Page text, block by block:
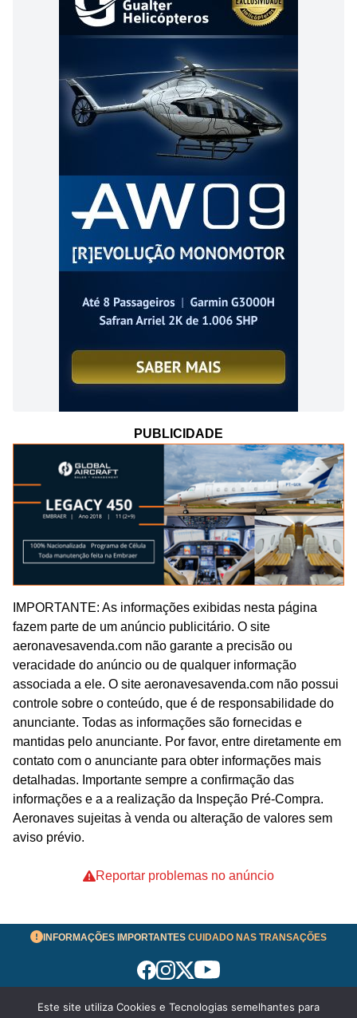
PUBLICIDADE
IMPORTANTE: As informações exibidas nesta página
fazem parte de um anúncio publicitário. O site
aeronavesavenda.com não garante a precisão ou
veracidade do anúncio ou de qualquer informação
associada a ele. O site aeronavesavenda.com não possui
controle sobre o conteúdo, que é de responsabilidade do
anunciante. Todas as informações são fornecidas e
mantidas pelo anunciante. Por favor, entre diretamente em
contato com o anunciante para obter informações mais
detalhadas. Importante sempre a confirmação das
informações e a a realização da Inspeção Pré-Compra.
Aeronaves sujeitas à venda ou alteração de valores sem
aviso prévio.
Reportar problemas no anúncio
INFORMAÇÕES IMPORTANTES CUIDADO NAS TRANSAÇÕES
Termos de Uso
Este site utiliza Cookies e Tecnologias semelhantes para